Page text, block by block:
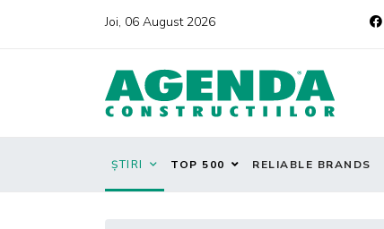
Joi, 06 August 2026
ȘTIRI TOP 500 RELIABLE BRANDS